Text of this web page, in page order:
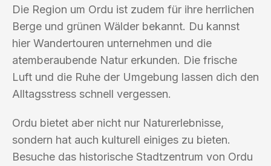
Die Region um Ordu ist zudem für ihre herrlichen
Berge und grünen Wälder bekannt. Du kannst
hier Wandertouren unternehmen und die
atemberaubende Natur erkunden. Die frische
Luft und die Ruhe der Umgebung lassen dich den
Alltagsstress schnell vergessen.
Ordu bietet aber nicht nur Naturerlebnisse,
sondern hat auch kulturell einiges zu bieten.
Besuche das historische Stadtzentrum von Ordu